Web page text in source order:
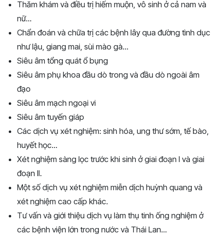
Thăm khám và điều trị hiếm muộn, vô sinh ở cả nam và
nữ...
Chẩn đoán và chữa trị các bệnh lây qua đường tình dục
như lậu, giang mai, sùi mào gà...
Siêu âm tổng quát ổ bụng
Siêu âm phụ khoa đầu dò trong và đầu dò ngoài âm
đạo
Siêu âm mạch ngoại vi
Siêu âm tuyến giáp
Các dịch vụ xét nghiệm: sinh hóa, ung thư sớm, tế bào,
huyết học...
Xét nghiệm sàng lọc trước khi sinh ở giai đoạn I và giai
đoạn II.
Một số dịch vụ xét nghiệm miễn dịch huỳnh quang và
xét nghiệm cao cấp khác.
Tư vấn và giới thiệu dịch vụ làm thụ tinh ống nghiệm ở
các bệnh viện lớn trong nước và Thái Lan...